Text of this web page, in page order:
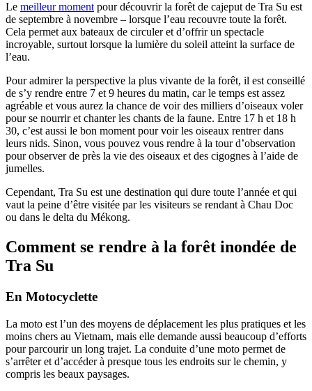
Le meilleur momentpour découvrir la forêt de cajeput de Tra Su est
de septembre à novembre – lorsque l’eau recouvre toute la forêt.
Cela permet aux bateaux de circuler et d’offrir un spectacle
incroyable, surtout lorsque la lumière du soleil atteint la surface de
l’eau.
Pour admirer la perspective la plus vivante de la forêt, il est conseillé
de s’y rendre entre 7 et 9 heures du matin, car le temps est assez
agréable et vous aurez la chance de voir des milliers d’oiseaux voler
pour se nourrir et chanter les chants de la faune. Entre 17 h et 18 h
30, c’est aussi le bon moment pour voir les oiseaux rentrer dans
leurs nids. Sinon, vous pouvez vous rendre à la tour d’observation
pour observer de près la vie des oiseaux et des cigognes à l’aide de
jumelles.
Cependant, Tra Su est une destination qui dure toute l’année et qui
vaut la peine d’être visitée par les visiteurs se rendant à Chau Doc
ou dans le delta du Mékong.
Comment se rendre à la forêt inondée de
Tra Su
En Motocyclette
La moto est l’un des moyens de déplacement les plus pratiques et les
moins chers au Vietnam, mais elle demande aussi beaucoup d’efforts
pour parcourir un long trajet. La conduite d’une moto permet de
s’arrêter et d’accéder à presque tous les endroits sur le chemin, y
compris les beaux paysages.